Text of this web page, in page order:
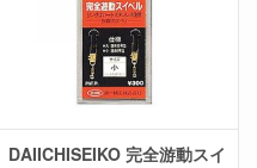
DAIICHISEIKO 完全游動スイ